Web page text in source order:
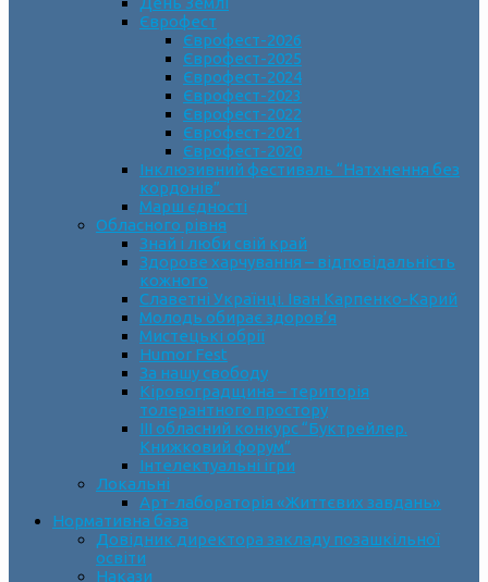
Єврофест
Єврофест-2026
Єврофест-2025
Єврофест-2024
Єврофест-2023
Єврофест-2022
Єврофест-2021
Єврофест-2020
Інклюзивний фестиваль “Натхнення без
кордонів”
Марш єдності
Обласного рівня
Знай і люби свій край
Здорове харчування – відповідальність
кожного
Славетні Українці. Іван Карпенко-Карий
Молодь обирає здоров’я
Мистецькі обрії
Humor Fest
За нашу свободу
Кіровоградщина – територія
толерантного простору
ІII обласний конкурс “Буктрейлер.
Книжковий форум”
Інтелектуальні ігри
Локальні
Арт-лабораторія «Життєвих завдань»
Нормативна база
Довідник директора закладу позашкільної
освіти
Накази